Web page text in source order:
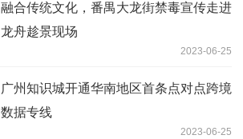
融合传统文化，番禺大龙街禁毒宣传走进
龙舟趁景现场
2023-06-25
广州知识城开通华南地区首条点对点跨境
数据专线
2023-06-25